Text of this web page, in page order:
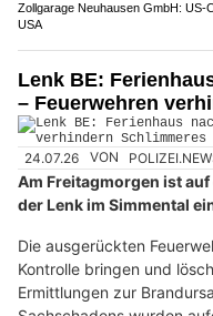
Zollgarage Neuhausen GmbH: US-
USA
Lenk BE:
– Feuerwehren
24.07.26 VON
Am Freitagmorgen ist auf
der Lenk im Simmental
Die ausgerückten
Kontrolle bringen und
Ermittlungen zur